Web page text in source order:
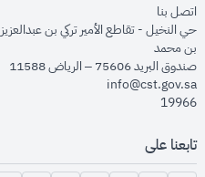
اتصل بنا
حي النخيل - تقاطع الأمير تركي بن
بن محمد
صندوق البريد 75606 – الرياض 11588
info@cst.gov.sa
19966
تابعنا على